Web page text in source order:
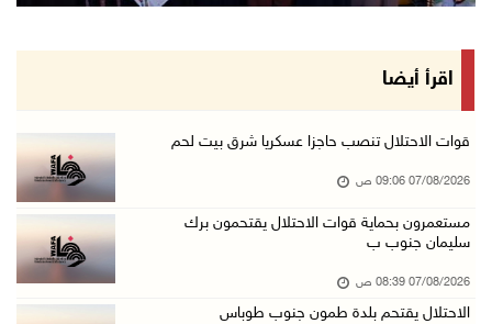
48 إصابة منذ بدء عدوان الاحتلال على مخيم قلند ...
الاحتلال يعتقل شابين من المغير
06/آب/2026 10:27 م
06/آب/2026 10:01 م
رئيس بلدية الخليل يطلع وفدا أميركيا على تطورا ...
06/آب/2026 09:59 م
اقرأ أيضا
قوات الاحتلال تنصب حاجزا عسكريا شرق بيت لحم
07/08/2026 09:06 ص
مستعمرون بحماية قوات الاحتلال يقتحمون برك
سليمان جنوب ب
07/08/2026 08:39 ص
الاحتلال يقتحم بلدة طمون جنوب طوباس